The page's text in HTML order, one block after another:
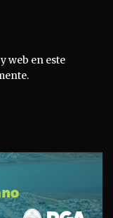
web en este